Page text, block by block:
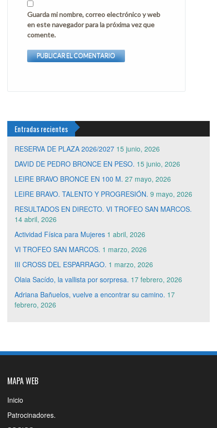
Guarda mi nombre, correo electrónico y web
en este navegador para la próxima vez que
comente.
Entradas recientes
RESERVA DE PLAZA 2026/2027 15 junio, 2026
DAVID DE PEDRO BRONCE EN PESO. 15 junio, 2026
LEIRE BRAVO BRONCE EN 100 M. 27 mayo, 2026
LEIRE BRAVO. TALENTO Y PROGRESIÓN. 9 mayo, 2026
RESULTADOS EN DIRECTO. VI TROFEO SAN MARCOS.
14 abril, 2026
Actividad Física para Mujeres 1 abril, 2026
VI TROFEO SAN MARCOS. 1 marzo, 2026
III CROSS DEL ESPARRAGO. 1 marzo, 2026
Olaia Sacído, la vallista por sorpresa. 17 febrero, 2026
Adriana Bañuelos, vuelve a encontrar su camino. 17
febrero, 2026
MAPA WEB
Inicio
Patrocinadores.